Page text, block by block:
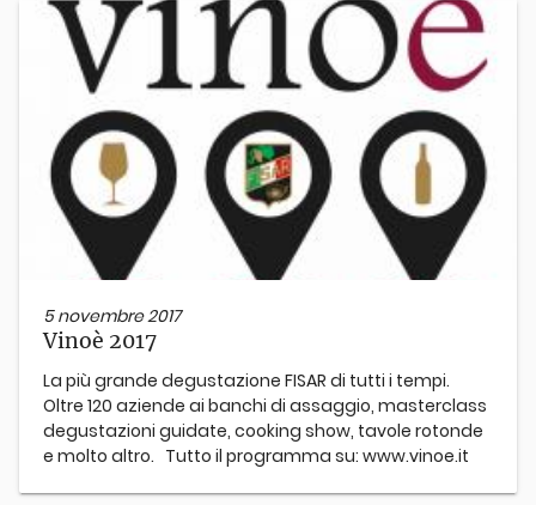
5 novembre 2017
Vinoè 2017
La più grande degustazione FISAR di tutti i tempi.
Oltre 120 aziende ai banchi di assaggio, masterclass
degustazioni guidate, cooking show, tavole rotonde
e molto altro. Tutto il programma su: www.vinoe.it